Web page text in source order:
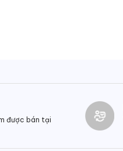
được bán tại